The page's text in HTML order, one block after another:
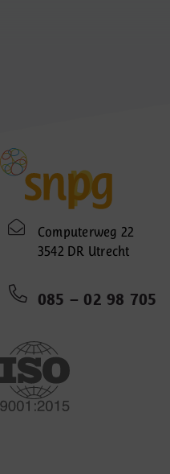
Computerweg 22
3542 DR Utrecht
085 – 02 98 705